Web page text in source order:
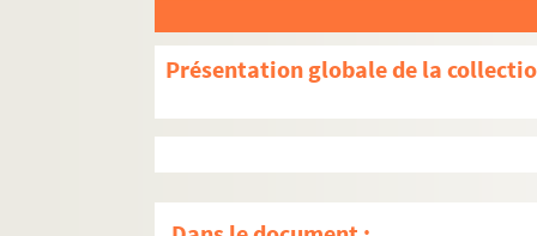
Présentation globale de la